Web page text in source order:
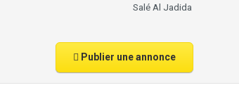
Salé Al Jadida
Publier une annonce